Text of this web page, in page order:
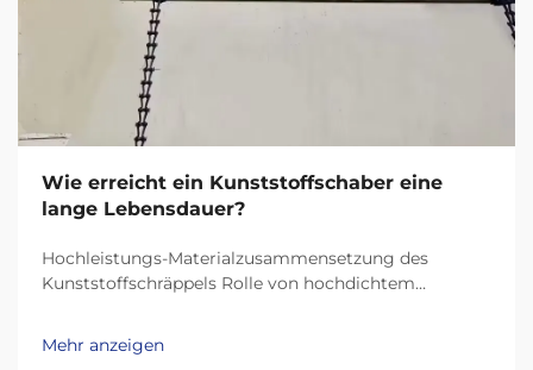
Wie erreicht ein Kunststoffschaber eine
lange Lebensdauer?
Hochleistungs-Materialzusammensetzung des
Kunststoffschräppels Rolle von hochdichtem
Haltbarkeit Heutige Kunststoffschräppel halten viel
länger dank Materialien wie HDPE (Hochdichtes
Mehr anzeigen